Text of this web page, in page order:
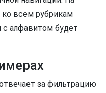
всем рубрикам
с алфавитом будет
за фильтрацию